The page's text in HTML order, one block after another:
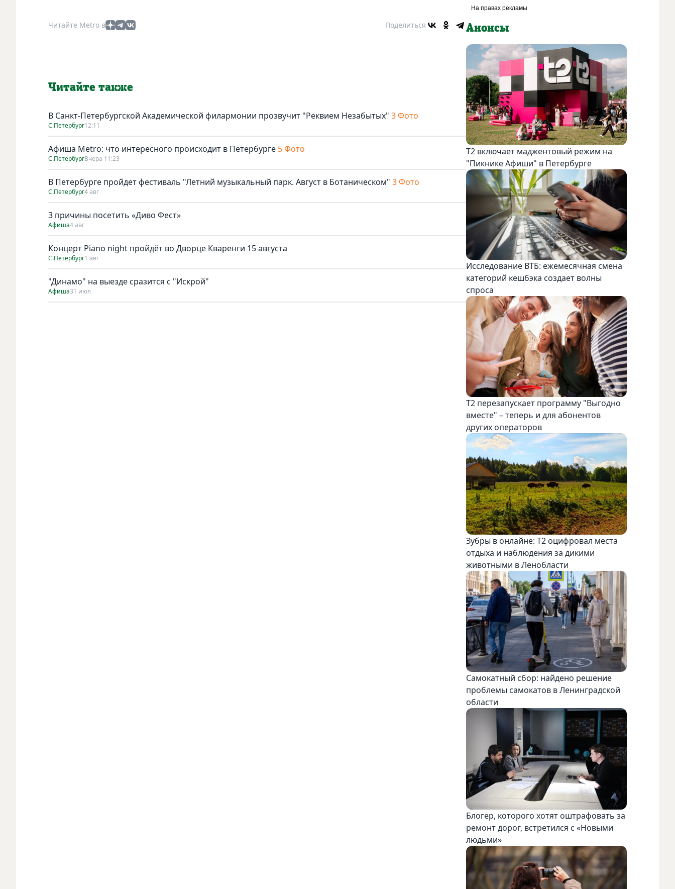
Читайте Metro в Поделиться
Читайте также
В Санкт-Петербургской Академической филармонии прозвучит "Реквием Незабытых" 3 Фото
С.Петербург12:11
Афиша Metro: что интересного происходит в Петербурге 5 Фото
С.ПетербургВчера 11:23
В Петербурге пройдет фестиваль "Летний музыкальный парк. Август в Ботаническом" 3 Фото
С.Петербург4 авг
3 причины посетить «Диво Фест»
Афиша4 авг
Концерт Piano night пройдёт во Дворце Кваренги 15 августа
С.Петербург1 авг
"Динамо" на выезде сразится с "Искрой"
Афиша31 июл
Анонсы
Т2 включает маджентовый режим на
"Пикнике Афиши" в Петербурге
Исследование ВТБ: ежемесячная смена
категорий кешбэка создает волны
спроса
Т2 перезапускает программу "Выгодно
вместе" – теперь и для абонентов
других операторов
Зубры в онлайне: Т2 оцифровал места
отдыха и наблюдения за дикими
животными в Ленобласти
Самокатный сбор: найдено решение
проблемы самокатов в Ленинградской
области
Блогер, которого хотят оштрафовать за
ремонт дорог, встретился с «Новыми
людьми»